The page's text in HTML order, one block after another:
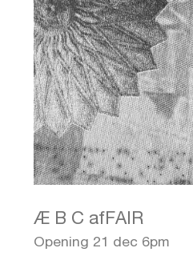
Æ B C afFAIR
Opening 21 dec 6pm